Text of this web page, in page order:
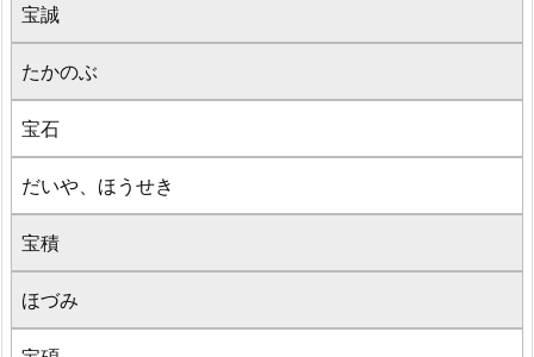
宝誠
たかのぶ
宝石
だいや、ほうせき
宝積
ほづみ